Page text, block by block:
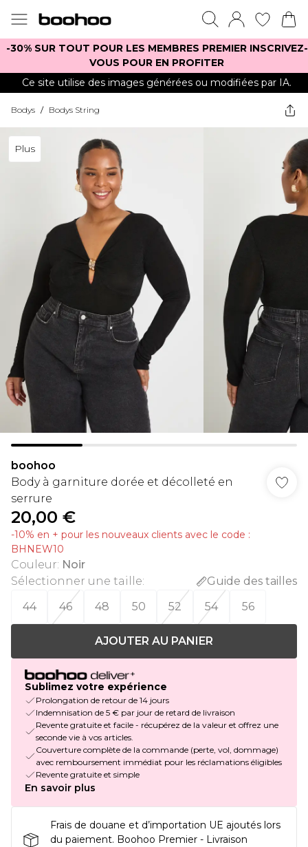
-30% SUR TOUT POUR LES MEMBRES PREMIER INSCRIVEZ-
VOUS POUR EN PROFITER
Ce site utilise des images générées ou modifiées par IA.
Bodys / Bodys String
Plus
boohoo
Body à garniture dorée et décolleté en
serrure
20,00 €
-10% en + pour les nouveaux clients avec le code :
BHNEW10
Couleur: Noir
Sélectionner une taille:
Guide des tailles
44
46 48 50 52 54 56
AJOUTER AU PANIER
Sublimez votre expérience
Prolongation de retour de 14 jours
Indemnisation de 5 € par jour de retard de livraison
Revente gratuite et facile - récupérez de la valeur et offrez une
seconde vie à vos articles.
Couverture complète de la commande (perte, vol, dommage)
avec remboursement immédiat pour les réclamations éligibles
Revente gratuite et simple
En savoir plus
Frais de douane et d’importation UE ajoutés lors
du paiement. Boohoo Premier - Livraison